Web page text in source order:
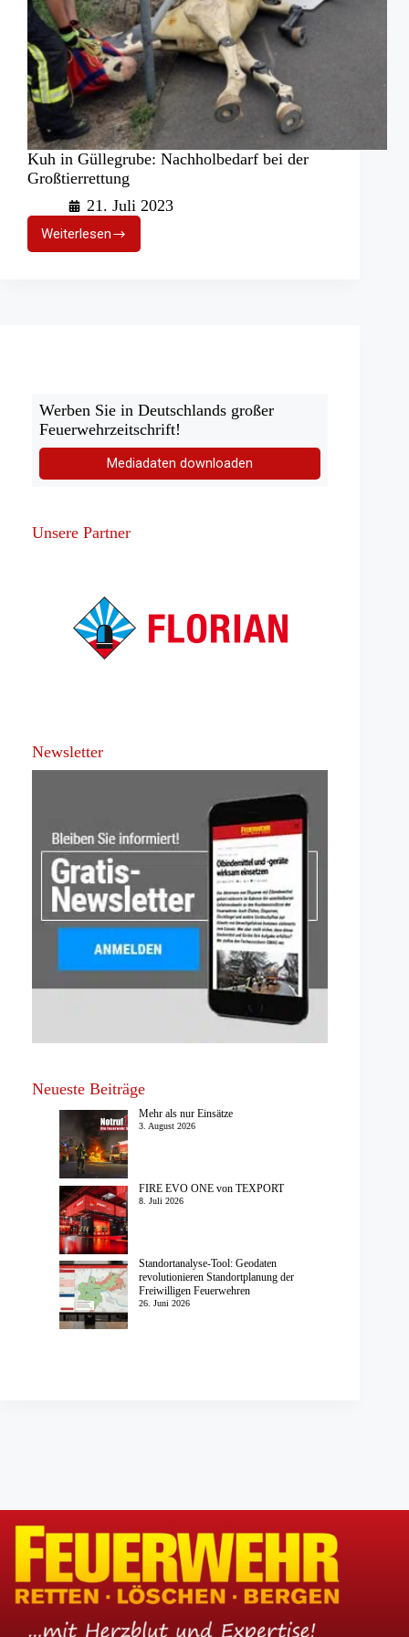
Kuh in Güllegrube: Nachholbedarf bei der
Großtierrettung
21. Juli 2023
Weiterlesen
Kuh
in
Werben Sie in Deutschlands großer
Feuerwehrzeitschrift!
Mediadaten downloaden
Unsere Partner
Newsletter
Neueste Beiträge
Mehr als nur Einsätze
3. August 2026
FIRE EVO ONE von TEXPORT
8. Juli 2026
Standortanalyse-Tool: Geodaten
revolutionieren Standortplanung der
Freiwilligen Feuerwehren
26. Juni 2026